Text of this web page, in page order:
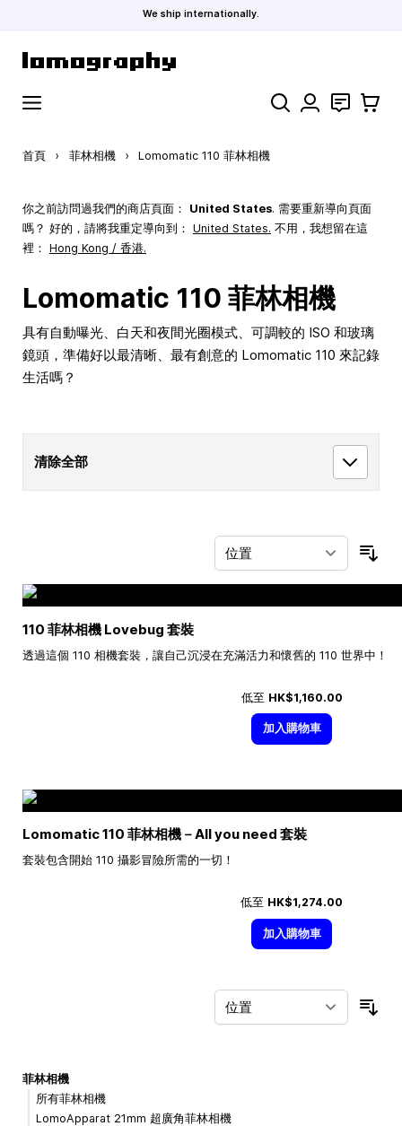
We ship internationally.
搜索 聯絡 購物車
首頁 › 菲林相機 › Lomomatic 110 菲林相機
你之前訪問過我們的商店頁面： United States. 需要重新導向頁面
嗎？ 好的，請將我重定導向到： United States. 不用，我想留在這
裡： Hong Kong / 香港.
Lomomatic 110 菲林相機
具有自動曝光、白天和夜間光圈模式、可調較的 ISO 和玻璃
鏡頭，準備好以最清晰、最有創意的 Lomomatic 110 來記錄
生活嗎？
清除全部
110 菲林相機 Lovebug 套裝
透過這個 110 相機套裝，讓自己沉浸在充滿活力和懷舊的 110 世界中！
低至 HK$1,160.00
加入購物車
Lomomatic 110 菲林相機－All you need 套裝
套裝包含開始 110 攝影冒險所需的一切！
低至 HK$1,274.00
加入購物車
菲林相機
所有菲林相機
LomoApparat 21mm 超廣角菲林相機